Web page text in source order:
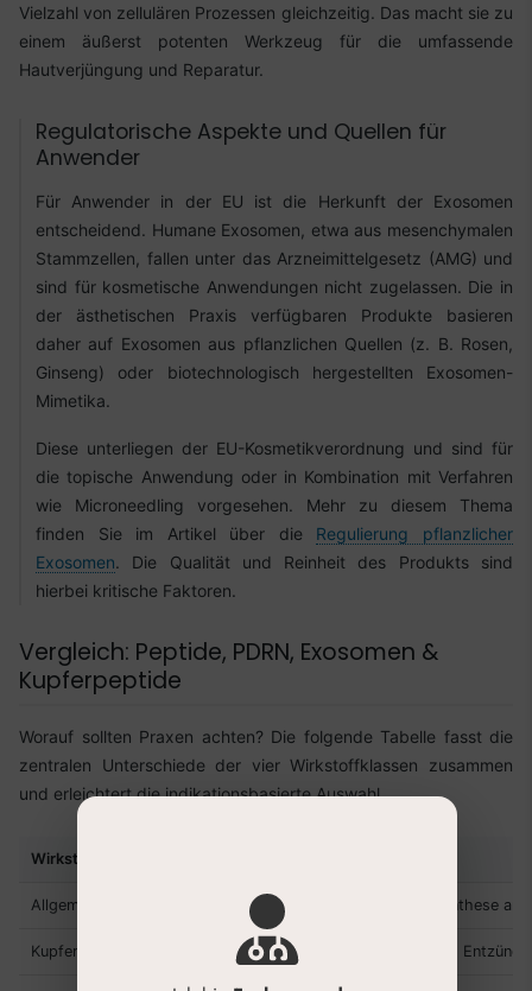
Vielzahl von zellulären Prozessen gleichzeitig. Das macht sie zu
einem äußerst potenten Werkzeug für die umfassende
Hautverjüngung und Reparatur.
Regulatorische Aspekte und Quellen für
Anwender
Für Anwender in der EU ist die Herkunft der Exosomen
entscheidend. Humane Exosomen, etwa aus mesenchymalen
Stammzellen, fallen unter das Arzneimittelgesetz (AMG) und
sind für kosmetische Anwendungen nicht zugelassen. Die in
der ästhetischen Praxis verfügbaren Produkte basieren
daher auf Exosomen aus pflanzlichen Quellen (z. B. Rosen,
Ginseng) oder biotechnologisch hergestellten Exosomen-
Mimetika.
Diese unterliegen der EU-Kosmetikverordnung und sind für
die topische Anwendung oder in Kombination mit Verfahren
wie Microneedling vorgesehen. Mehr zu diesem Thema
finden Sie im Artikel über die Regulierung pflanzlicher
Exosomen. Die Qualität und Reinheit des Produkts sind
hierbei kritische Faktoren.
Vergleich: Peptide, PDRN, Exosomen &
Kupferpeptide
Worauf sollten Praxen achten? Die folgende Tabelle fasst die
zentralen Unterschiede der vier Wirkstoffklassen zusammen
und erleichtert die indikationsbasierte Auswahl.
Wirkstoff
Allgemeine Peptide Signalgebung (z. B. Kollagensynthese
Kupferpeptide (GHK-Cu) Träger für Kupfer, Wundheilung,